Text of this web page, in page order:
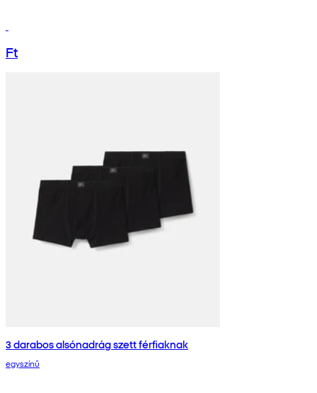
Ft
3 darabos alsónadrág szett férfiaknak
egyszínű